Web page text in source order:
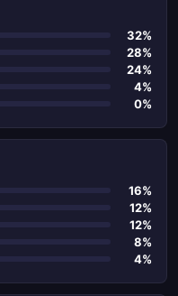
32%
28%
24%
4%
0%
16%
12%
12%
8%
4%